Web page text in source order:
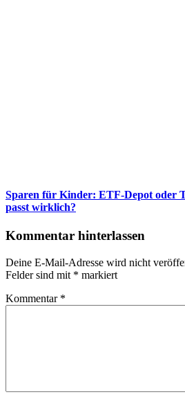
Sparen für Kinder: ETF-Depot oder
passt wirklich?
Kommentar hinterlassen
Deine E-Mail-Adresse wird nicht
Felder sind mit * markiert
Kommentar *